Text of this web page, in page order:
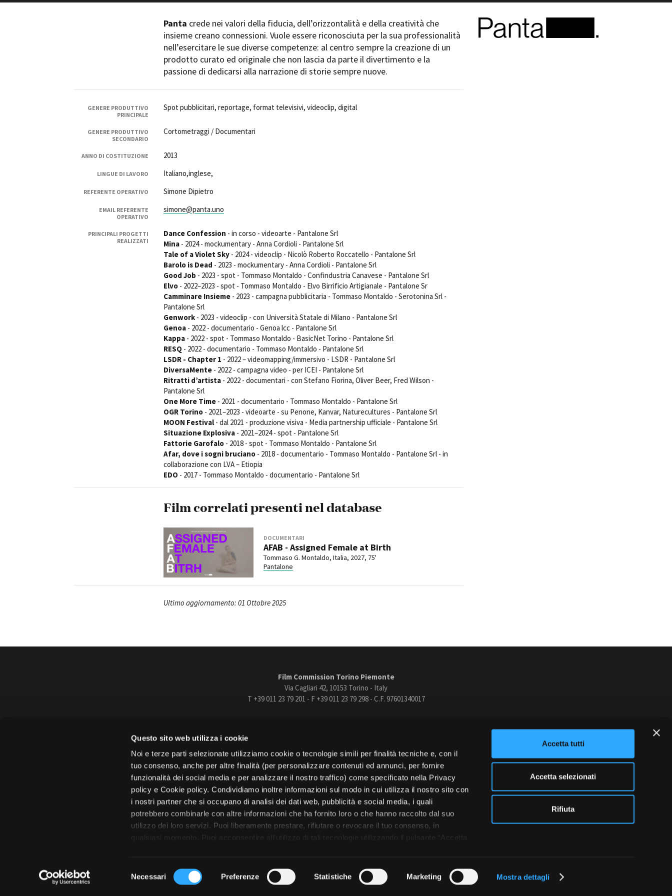
Questo sito web utilizza i cookie
Noi e terze parti selezionate utilizziamo cookie o tecnologie simili per finalità tecniche e, con il
tuo consenso, anche per altre finalità (per personalizzare contenuti ed annunci, per fornire
funzionalità dei social media e per analizzare il nostro traffico) come specificato nella Privacy
policy e Cookie policy. Condividiamo inoltre informazioni sul modo in cui utilizza il nostro sito con
i nostri partner che si occupano di analisi dei dati web, pubblicità e social media, i quali
potrebbero combinarle con altre informazioni che ha fornito loro o che hanno raccolto dal suo
utilizzo dei loro servizi. Puoi liberamente prestare, rifiutare o revocare il tuo consenso, in
qualsiasi momento. Puoi acconsentire all’utilizzo di tali tecnologie utilizzando il pulsante “Accetta
e
Necessari Preferenze Statistiche Marketing Mostra dettagli
Accetta tutti
Accetta selezionati
Rifiuta
Bilancio sociale
Amministrazione trasparente
Bandi e gare
Sostenibilità ambientale
Location scouting
Spazi nella sede FCTP
Sala Casting
Sala Paolo Tenna
Piemonte Film Tv Fund
Piemonte Film Tv Development Fund
Short Film Fund
LOCATION GUIDE
FILM DATABASE
BOOK DATABASE
Open Day
Ciak in TOur!
Days
Locarno Film Festival
Mostra Internazionale d’Arte
Cinematografica Venezia
Toronto International Film Festival
Festa del Cinema di Roma
Amministrazione trasparente Bandi e gare Contatti Privacy Cookie policy Whistleblowing Credits
Panta crede nei valori della fiducia, dell’orizzontalità e della creatività che
insieme creano connessioni. Vuole essere riconosciuta per la sua professionalità
nell’esercitare le sue diverse competenze: al centro sempre la creazione di un
prodotto curato ed originale che non lascia da parte il divertimento e la
passione di dedicarsi alla narrazione di storie sempre nuove.
GENERE PRODUTTIVO
PRINCIPALE
Spot pubblicitari, reportage, format televisivi, videoclip, digital
GENERE PRODUTTIVO
SECONDARIO
Cortometraggi / Documentari
ANNO DI COSTITUZIONE 2013
LINGUE DI LAVORO Italiano,inglese,
REFERENTE OPERATIVO Simone Dipietro
EMAIL REFERENTE
OPERATIVO
simone@panta.uno
PRINCIPALI PROGETTI
REALIZZATI
Dance Confession - in corso - videoarte - Pantalone Srl
Mina- 2024 - mockumentary - Anna Cordioli - Pantalone Srl
Tale of a Violet Sky- 2024 - videoclip - Nicolò Roberto Roccatello - Pantalone Srl
Barolo is Dead - 2023 - mockumentary - Anna Cordioli - Pantalone Srl
Good Job - 2023 - spot - Tommaso Montaldo - Confindustria Canavese - Pantalone Srl
Elvo- 2022–2023 - spot - Tommaso Montaldo - Elvo Birrificio Artigianale - Pantalone Sr
Camminare Insieme- 2023 - campagna pubblicitaria - Tommaso Montaldo - Serotonina Srl -
Pantalone Srl
Genwork- 2023 - videoclip - con Università Statale di Milano - Pantalone Srl
Genoa- 2022 - documentario - Genoa lcc - Pantalone Srl
Kappa- 2022 - spot - Tommaso Montaldo - BasicNet Torino - Pantalone Srl
RESQ - 2022 - documentario - Tommaso Montaldo - Pantalone Srl
LSDR - Chapter 1 - 2022 – videomapping/immersivo - LSDR - Pantalone Srl
DiversaMente- 2022 - campagna video - per ICEI - Pantalone Srl
Ritratti d’artista- 2022 - documentari - con Stefano Fiorina, Oliver Beer, Fred Wilson -
Pantalone Srl
One More Time- 2021 - documentario - Tommaso Montaldo - Pantalone Srl
OGR Torino- 2021–2023 - videoarte - su Penone, Kanvar, Naturecultures - Pantalone Srl
MOON Festival- dal 2021 - produzione visiva - Media partnership ufficiale - Pantalone Srl
Situazione Explosiva- 2021–2024 - spot - Pantalone Srl
Fattorie Garofalo- 2018 - spot - Tommaso Montaldo - Pantalone Srl
Afar, dove i sogni bruciano- 2018 - documentario - Tommaso Montaldo - Pantalone Srl - in
collaborazione con LVA – Etiopia
EDO - 2017 - Tommaso Montaldo - documentario - Pantalone Srl
Film correlati presenti nel database
DOCUMENTARI
AFAB - Assigned Female at Birth
Tommaso G. Montaldo, Italia, 2027, 75'
Pantalone
Ultimo aggiornamento: 01 Ottobre 2025
Film Commission Torino Piemonte
Via Cagliari 42, 10153 Torino - Italy
T +39 011 23 79 201 - F +39 011 23 79 298 - C.F. 97601340017
FacebookInstagramYoutubeVimeo
Città di Torino Regione Piemonte
© 2026 Fondazione Film Commission Torino Piemonte. Tutti i diritti riservati.